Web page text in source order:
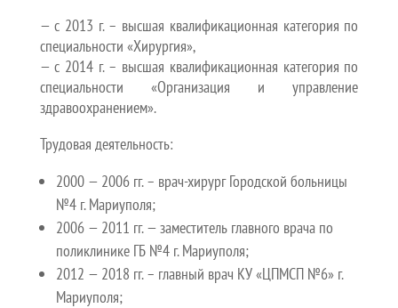
— с 2013 г. – высшая квалификационная категория по
специальности «Хирургия»,
— с 2014 г. – высшая квалификационная категория по
специальности «Организация и управление
здравоохранением».
Трудовая деятельность:
2000 — 2006 гг. – врач-хирург Городской больницы
№4 г. Мариуполя;
2006 — 2011 гг. — заместитель главного врача по
поликлинике ГБ №4 г. Мариуполя;
2012 — 2018 гг. – главный врач КУ «ЦПМСП №6» г.
Мариуполя;